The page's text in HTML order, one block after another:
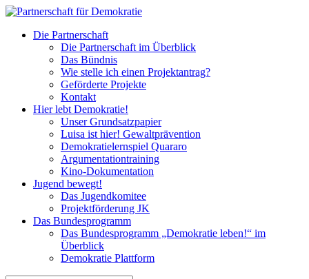
Die Partnerschaft
Die Partnerschaft im Überblick
Das Bündnis
Wie stelle ich einen Projektantrag?
Geförderte Projekte
Kontakt
Hier lebt Demokratie!
Unser Grundsatzpapier
Luisa ist hier! Gewaltprävention
Demokratielernspiel Quararo
Argumentationtraining
Kino-Dokumentation
Jugend bewegt!
Das Jugendkomitee
Projektförderung JK
Das Bundesprogramm
Das Bundesprogramm „Demokratie leben!“ im
Überblick
Demokratie Plattform